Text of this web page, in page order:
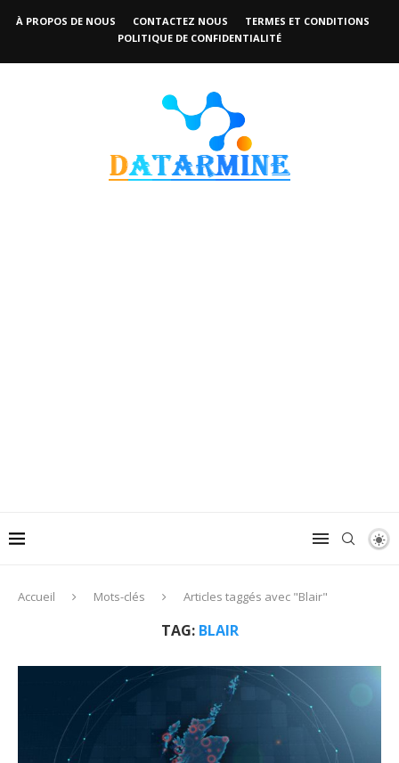
À PROPOS DE NOUS CONTACTEZ NOUS
TERMES ET CONDITIONS
POLITIQUE DE CONFIDENTIALITÉ
Accueil Mots-clés Articles taggés avec "Blair"
TAG: BLAIR